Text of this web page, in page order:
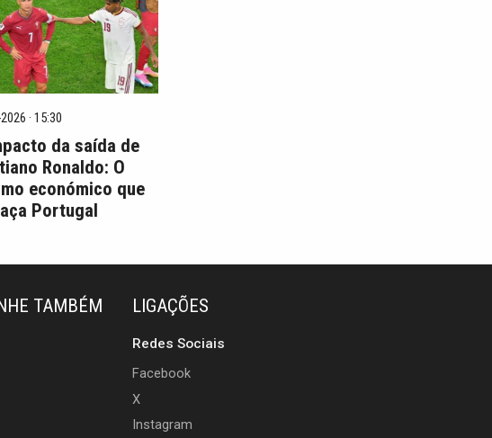
· 15:30
da saída de
Ronaldo: O
económico que
Portugal
TAMBÉM LIGAÇÕES
Redes Sociais
Facebook
X
Instagram